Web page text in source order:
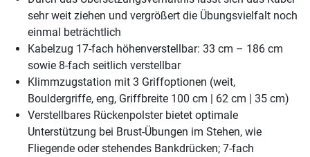
sehr weit ziehen und vergrößert die Übungsvielfalt noch
einmal beträchtlich
Kabelzug 17-fach höhenverstellbar: 33 cm – 186 cm
sowie 8-fach seitlich verstellbar
Klimmzugstation mit 3 Griffoptionen (weit,
Bouldergriffe, eng, Griffbreite 100 cm | 62 cm | 35 cm)
Verstellbares Rückenpolster bietet optimale
Unterstützung bei Brust-Übungen im Stehen, wie
Fliegende oder stehendes Bankdrücken; 7-fach